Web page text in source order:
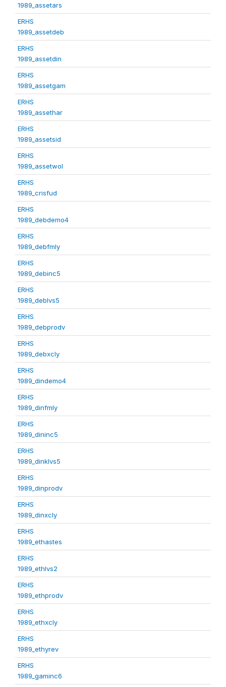
1989_assetars
ERHS
1989_assetdeb
ERHS
1989_assetdin
ERHS
1989_assetgam
ERHS
1989_assethar
ERHS
1989_assetsid
ERHS
1989_assetwol
ERHS
1989_crisfud
ERHS
1989_debdemo4
ERHS
1989_debfmly
ERHS
1989_debinc5
ERHS
1989_deblvs5
ERHS
1989_debprodv
ERHS
1989_debxcly
ERHS
1989_dindemo4
ERHS
1989_dinfmly
ERHS
1989_dininc5
ERHS
1989_dinklvs5
ERHS
1989_dinprodv
ERHS
1989_dinxcly
ERHS
1989_ethastes
ERHS
1989_ethlvs2
ERHS
1989_ethprodv
ERHS
1989_ethxcly
ERHS
1989_ethyrev
ERHS
1989_gaminc6